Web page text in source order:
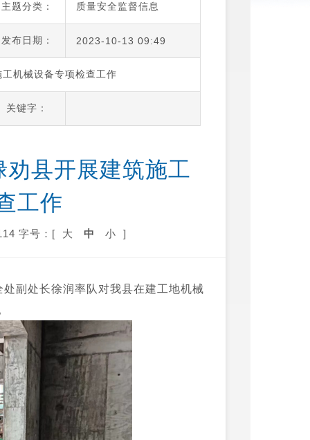
主题分类： 质量安全监督信息
发布日期： 2023-10-13 09:49
机械设备专项检查工作
关键字：
工作
字号：[ 大 中 小 ]
副处长徐润率队对我县在建工地机械